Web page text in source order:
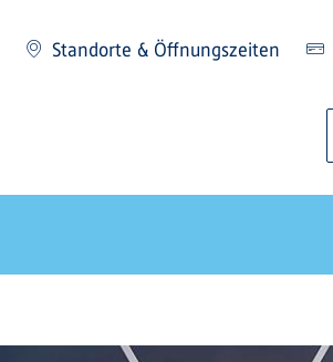
Standorte & Öffnungszeiten